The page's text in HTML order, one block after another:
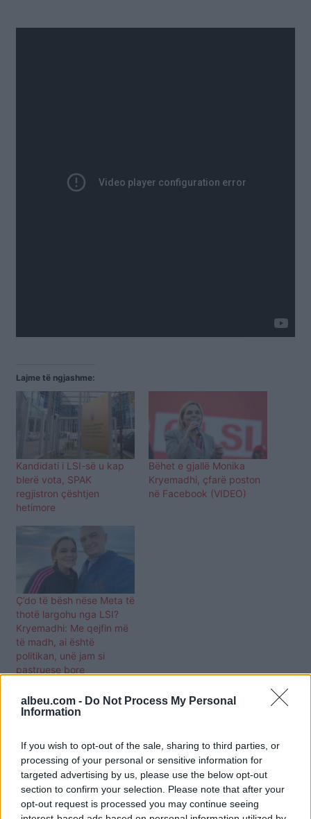
albeu.com - Do Not Process My Personal
Information
If you wish to opt-out of the sale, sharing to third parties, or
processing of your personal or sensitive information for
targeted advertising by us, please use the below opt-out
section to confirm your selection. Please note that after your
opt-out request is processed you may continue seeing
Lajme të ngjashme:
Kandidati i LSI-së u kap
blerë vota, SPAK
regjistron çështjen
hetimore
Bëhet e gjallë Monika
Kryemadhi, çfarë poston
në Facebook (VIDEO)
Ç’do të bësh nëse Meta të
thotë largohu nga LSI?
Kryemadhi: Me qejfin më
të madh, ai është
politikan, unë jam si
pastruese bore